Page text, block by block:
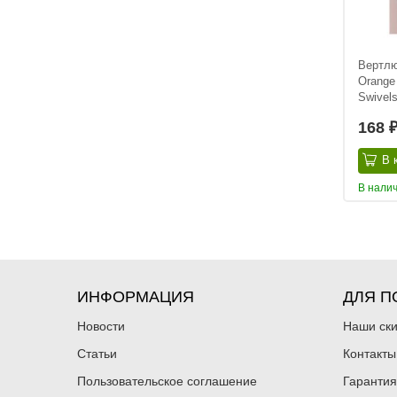
168 ₽
В
В
ИНФОРМАЦИЯ
Новости
Статьи
Пользовательское соглашение
ДЛЯ
Наши